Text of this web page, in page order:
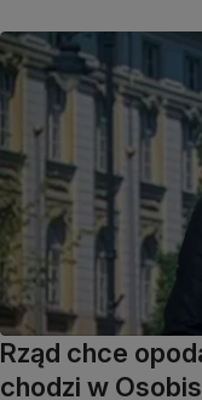
Rząd chce
chodzi w